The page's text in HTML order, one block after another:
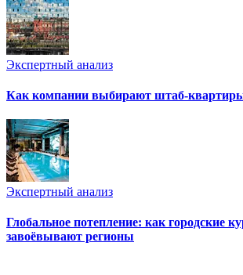
Экспертный анализ
Как компании выбирают штаб-
Экспертный анализ
Глобальное потепление: как городские
завоёвывают регионы